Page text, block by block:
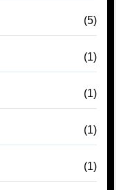
(5)
(1)
(1)
(1)
(1)